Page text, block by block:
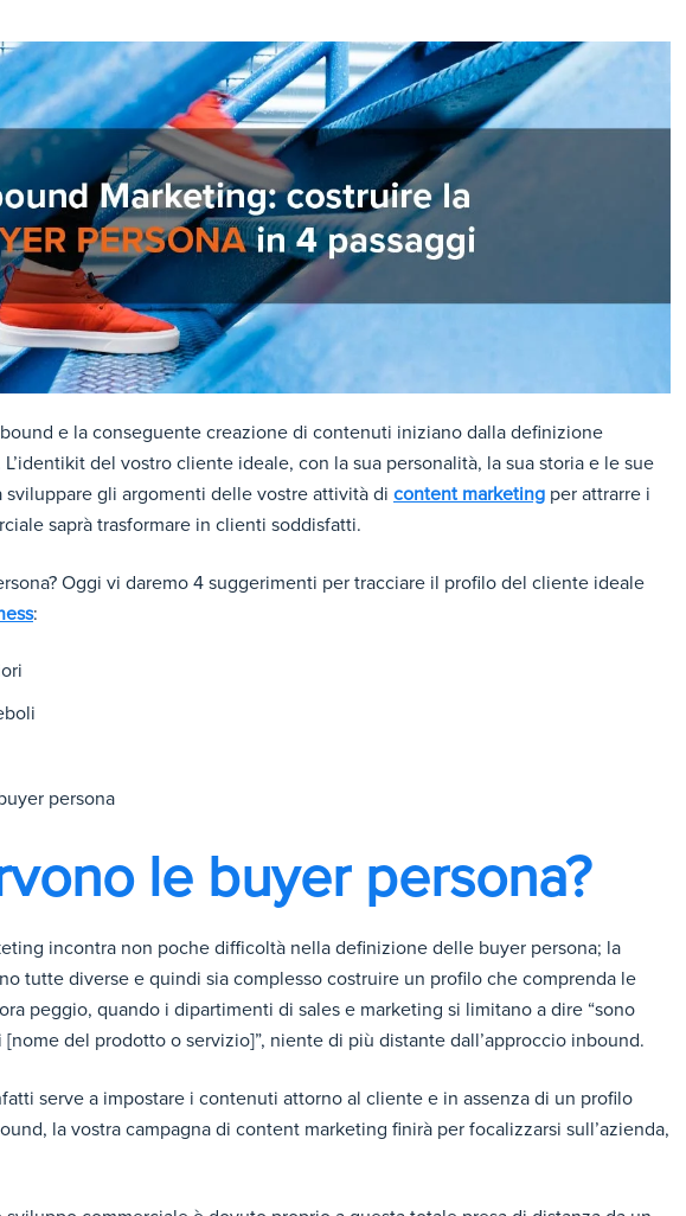
e la conseguente creazione di contenuti iniziano dalla definizione
del vostro cliente ideale, con la sua personalità, la sua storia e le sue
gli argomenti delle vostre attività di content marketing per attrarre i
saprà trasformare in clienti soddisfatti.
Oggi vi daremo 4 suggerimenti per tracciare il profilo del cliente ideale
:
persona
le buyer persona?
incontra non poche difficoltà nella definizione delle buyer persona; la
tutte diverse e quindi sia complesso costruire un profilo che comprenda le
peggio, quando i dipartimenti di sales e marketing si limitano a dire “sono
del prodotto o servizio]”, niente di più distante dall’approccio inbound.
serve a impostare i contenuti attorno al cliente e in assenza di un profilo
la vostra campagna di content marketing finirà per focalizzarsi sull’azienda,